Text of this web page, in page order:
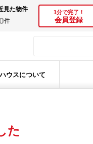
見た物件
件
1分で完了！
会員登録
ウスについて
た